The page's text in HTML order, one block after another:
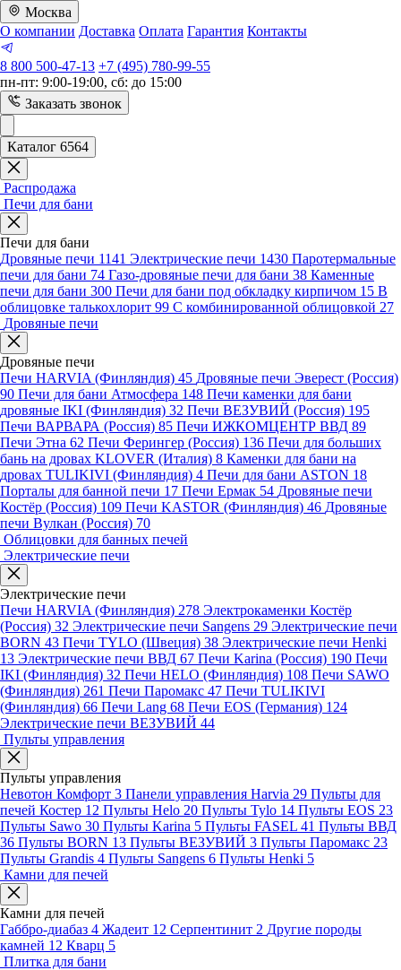
Москва
О компании Доставка Оплата Гарантия Контакты
8 800 500-47-13 +7 (495) 780-99-55
пн-пт: 9:00-19:00, сб: до 15:00
Заказать звонок
Каталог 6564
Распродажа
Печи для бани
Печи для бани
Дровяные печи 1141 Электрические печи 1430 Паротермальные
печи для бани 74 Газо-дровяные печи для бани 38 Каменные
печи для бани 300 Печи для бани под обкладку кирпичом 15 В
облицовке талькохлорит 99 С комбинированной облицовкой 27
Дровяные печи
Дровяные печи
Печи HARVIA (Финляндия) 45 Дровяные печи Эверест (Россия)
90 Печи для бани Атмосфера 148 Печи каменки для бани
дровяные IKI (Финляндия) 32 Печи ВЕЗУВИЙ (Россия) 195
Печи ВАРВАРА (Россия) 85 Печи ИЖКОМЦЕНТР ВВД 89
Печи Этна 62 Печи Ферингер (Россия) 136 Печи для больших
бань на дровах KLOVER (Италия) 8 Каменки для бани на
дровах TULIKIVI (Финляндия) 4 Печи для бани ASTON 18
Порталы для банной печи 17 Печи Ермак 54 Дровяные печи
Костёр (Россия) 109 Печи KASTOR (Финляндия) 46 Дровяные
печи Вулкан (Россия) 70
Облицовки для банных печей
Электрические печи
Электрические печи
Печи HARVIA (Финляндия) 278 Электрокаменки Костёр
(Россия) 32 Электрические печи Sangens 29 Электрические печи
BORN 43 Печи TYLO (Швеция) 38 Электрические печи Henki
13 Электрические печи ВВД 67 Печи Karina (Россия) 190 Печи
IKI (Финляндия) 32 Печи HELO (Финляндия) 108 Печи SAWO
(Финляндия) 261 Печи Паромакс 47 Печи TULIKIVI
(Финляндия) 66 Печи Lang 68 Печи EOS (Германия) 124
Электрические печи ВЕЗУВИЙ 44
Пульты управления
Пульты управления
Невотон Комфорт 3 Панели управления Harvia 29 Пульты для
печей Костер 12 Пульты Helo 20 Пульты Tylo 14 Пульты EOS 23
Пульты Sawo 30 Пульты Karina 5 Пульты FASEL 41 Пульты ВВД
36 Пульты BORN 13 Пульты ВЕЗУВИЙ 3 Пульты Паромакс 23
Пульты Grandis 4 Пульты Sangens 6 Пульты Henki 5
Камни для печей
Камни для печей
Габбро-диабаз 4 Жадеит 12 Серпентинит 2 Другие породы
камней 12 Кварц 5
Плитка для бани